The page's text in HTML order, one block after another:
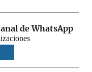
de WhatsApp